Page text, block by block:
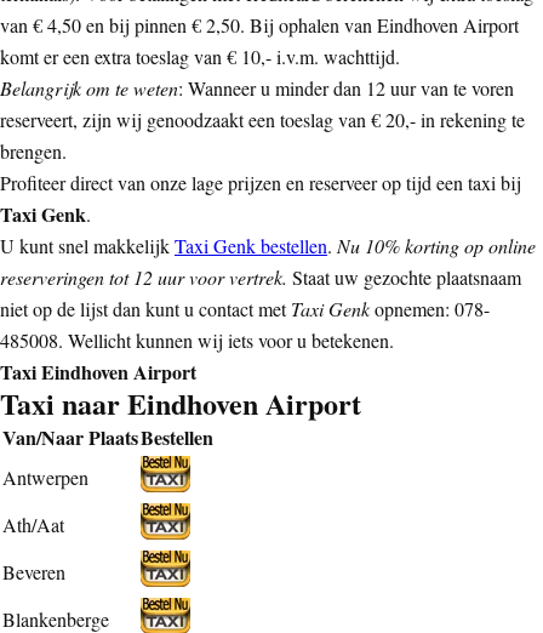
van € 4,50 en bij pinnen € 2,50. Bij ophalen van Eindhoven Airport
komt er een extra toeslag van € 10,- i.v.m. wachttijd.
Belangrijk om te weten: Wanneer u minder dan 12 uur van te voren
reserveert, zijn wij genoodzaakt een toeslag van € 20,- in rekening te
brengen.
Profiteer direct van onze lage prijzen en reserveer op tijd een taxi bij
Taxi Genk.
U kunt snel makkelijkTaxi Genk bestellen. Nu 10% korting op online
reserveringen tot 12 uur voor vertrek. Staat uw gezochte plaatsnaam
niet op de lijst dan kunt u contact metTaxi Genkopnemen: 078-
485008. Wellicht kunnen wij iets voor u betekenen.
Taxi Eindhoven Airport
Taxi naar Eindhoven Airport
Van/Naar PlaatsBestellen
Antwerpen
Ath/Aat
Beveren
Blankenberge